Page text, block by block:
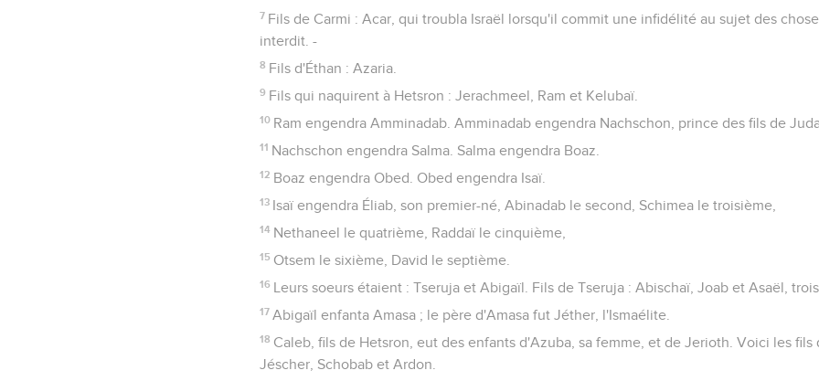
7 Fils de Carmi : Acar, qui troubla Israël lorsqu'il commit une infidélité au sujet des
interdit. -
8 Fils d'Éthan : Azaria.
9 Fils qui naquirent à Hetsron : Jerachmeel, Ram et Kelubaï.
10 Ram engendra Amminadab. Amminadab engendra Nachschon, prince des fils de
11 Nachschon engendra Salma. Salma engendra Boaz.
12 Boaz engendra Obed. Obed engendra Isaï.
13 Isaï engendra Éliab, son premier-né, Abinadab le second, Schimea le troisième,
14 Nethaneel le quatrième, Raddaï le cinquième,
15 Otsem le sixième, David le septième.
16 Leurs soeurs étaient : Tseruja et Abigaïl. Fils de Tseruja : Abischaï, Joab et Asaël, trois.
17 Abigaïl enfanta Amasa ; le père d'Amasa fut Jéther, l'Ismaélite.
18 Caleb, fils de Hetsron, eut des enfants d'Azuba, sa femme, et de Jerioth. Voici les fils
Jéscher, Schobab et Ardon.